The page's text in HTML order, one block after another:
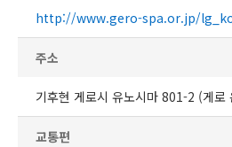
http://www.gero-spa.or.jp/
주소
기후현 게로시 유노시마 801-2 (게로
교통편